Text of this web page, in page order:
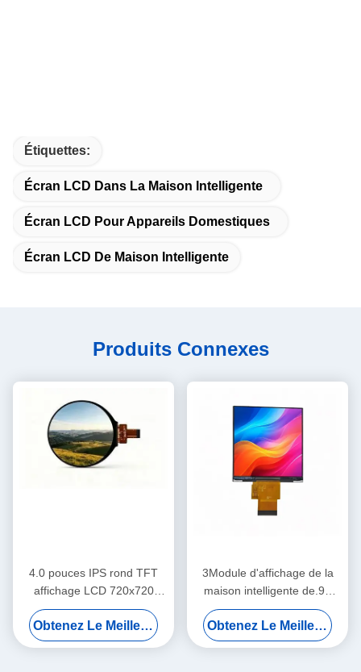
Étiquettes:
Écran LCD Dans La Maison Intelligente
Écran LCD Pour Appareils Domestiques
Écran LCD De Maison Intelligente
Produits Connexes
4.0 pouces IPS rond TFT
affichage LCD 720x720
affichage de la maison
intelligente Interface MIPI
Obtenez Le Meilleur Prix
3Module d'affichage de la
maison intelligente de.95
pouces 480x480 IPS TFT
LCD MIPI Écran Obtenez Le Meilleur Prix